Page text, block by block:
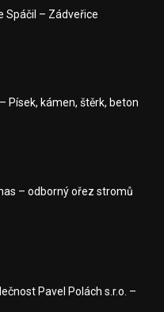
Spáčil – Zádveřice
Písek, kámen, štěrk, beton
– odborný ořez stromů
Pavel Polách s.r.o. –